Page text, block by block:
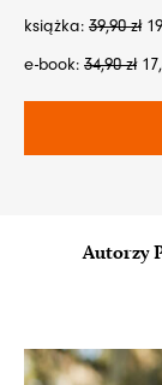
książka: 39,90zł
e-book: 34,90zł
Autorzy